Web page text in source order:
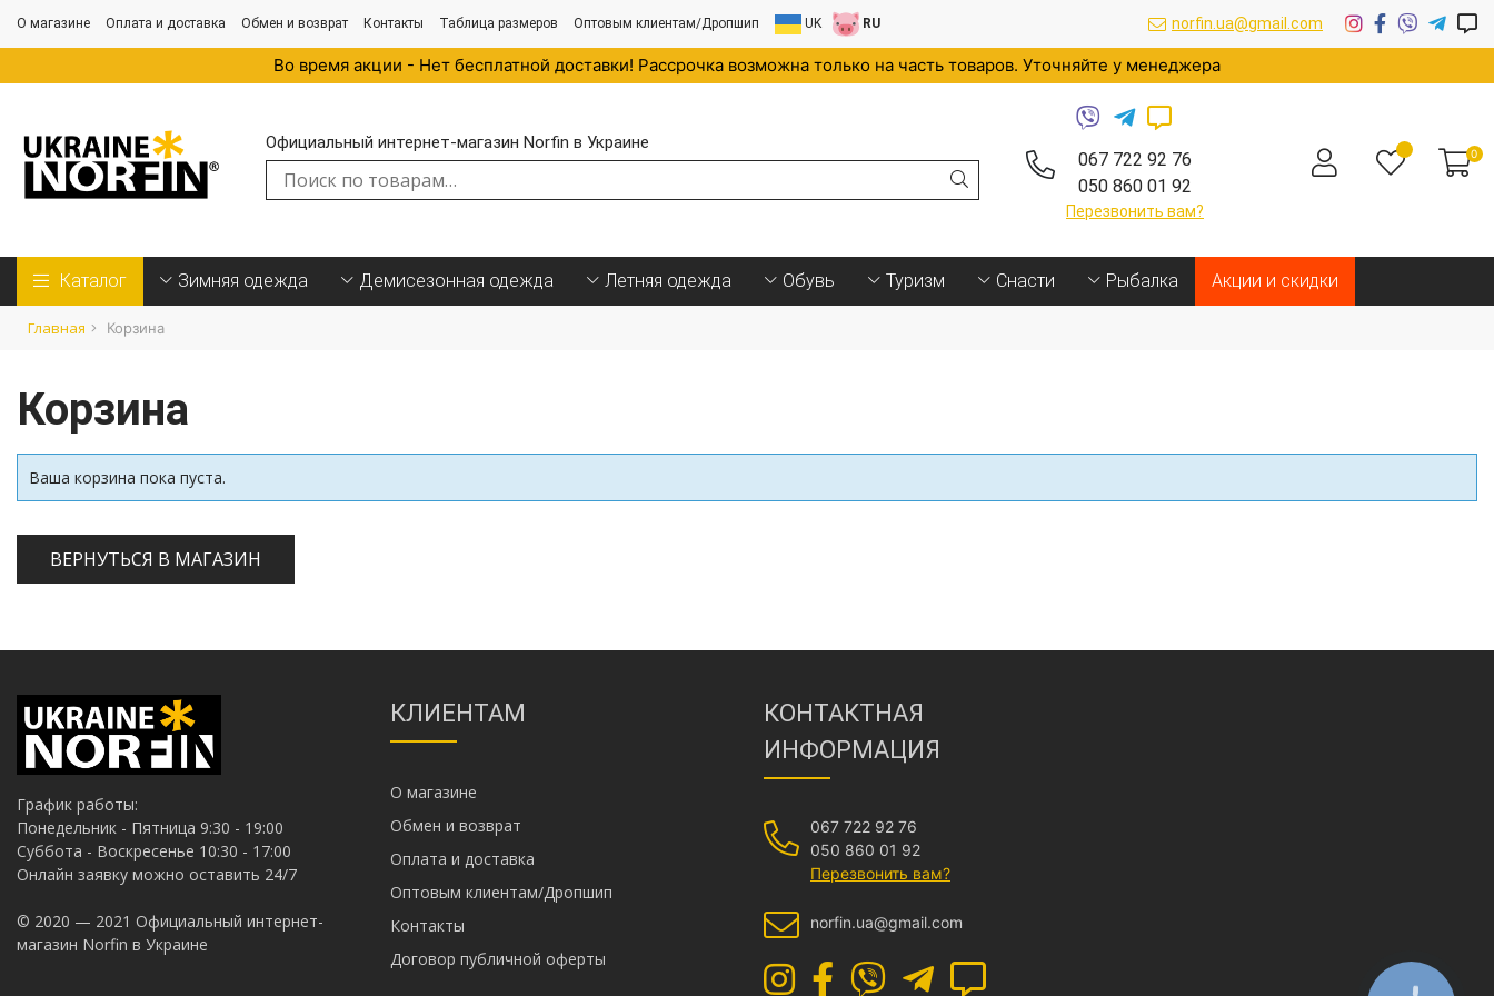
О магазине Оплата и доставка Обмен и возврат Контакты Таблица размеров Оптовым клиентам/Дропшип UK RU norfin.ua@gmail.com
Во время акции - Нет бесплатной доставки! Рассрочка возможна только на часть товаров. Уточняйте у менеджера
Официальный интернет-магазин Norfin в Украине
Искать:
067 722 92 76
050 860 01 92
Перезвонить вам?
0
Каталог Зимняя одежда Демисезонная одежда Летняя одежда Обувь Туризм Cнасти Рыбалка Акции и скидки
Главная Корзина
Корзина
Ваша корзина пока пуста.
ВЕРНУТЬСЯ В МАГАЗИН
График работы:
Понедельник - Пятница 9:30 - 19:00
Суббота - Воскресенье 10:30 - 17:00
Онлайн заявку можно оставить 24/7
© 2020 — 2021 Официальный интернет-
магазин Norfin в Украине
КЛИЕНТАМ
О магазине
Обмен и возврат
Оплата и доставка
Оптовым клиентам/Дропшип
Контакты
Договор публичной оферты
КОНТАКТНАЯ
ИНФОРМАЦИЯ
067 722 92 76
050 860 01 92
Перезвонить вам?
norfin.ua@gmail.com